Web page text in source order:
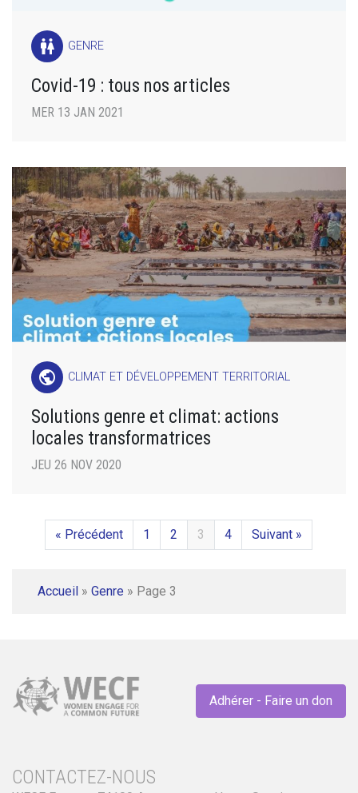
wc GENRE
Covid-19 : tous nos articles
MER 13 JAN 2021
public CLIMAT ET DÉVELOPPEMENT TERRITORIAL
Solutions genre et climat: actions
locales transformatrices
JEU 26 NOV 2020
« Précédent 1 2 3 4 Suivant »
Accueil » Genre » Page 3
Adhérer - Faire un don
CONTACTEZ-NOUS